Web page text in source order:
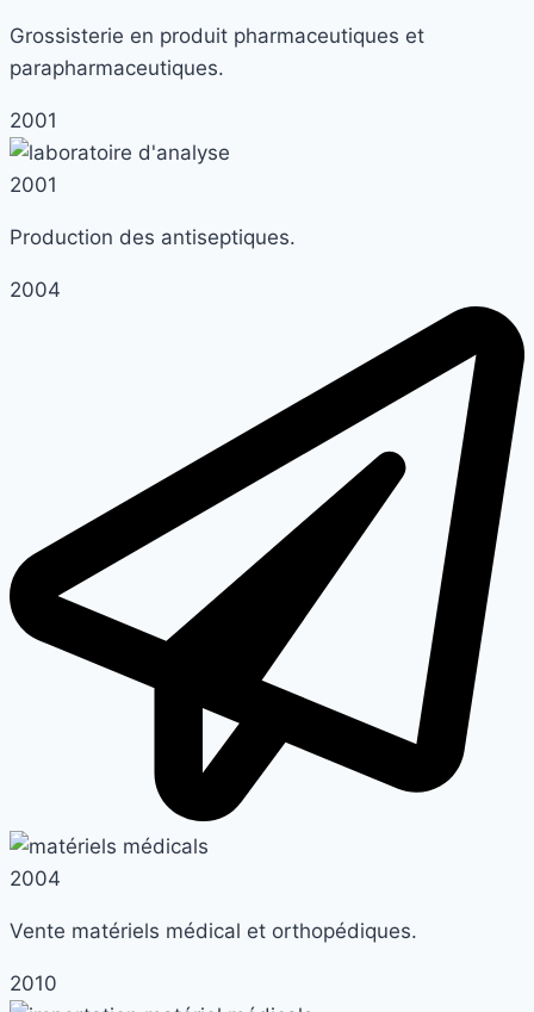
Grossisterie en produit pharmaceutiques et
parapharmaceutiques.
2001
2001
Production des antiseptiques.
2004
2004
Vente matériels médical et orthopédiques.
2010